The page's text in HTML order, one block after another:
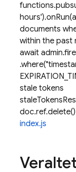
documents
within the past
await
stale tokens
index.js